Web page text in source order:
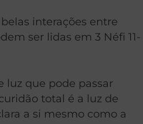
interações entre
ser lidas em 3 Néfi 11-
luz que pode passar
total é a luz de
a si mesmo como a